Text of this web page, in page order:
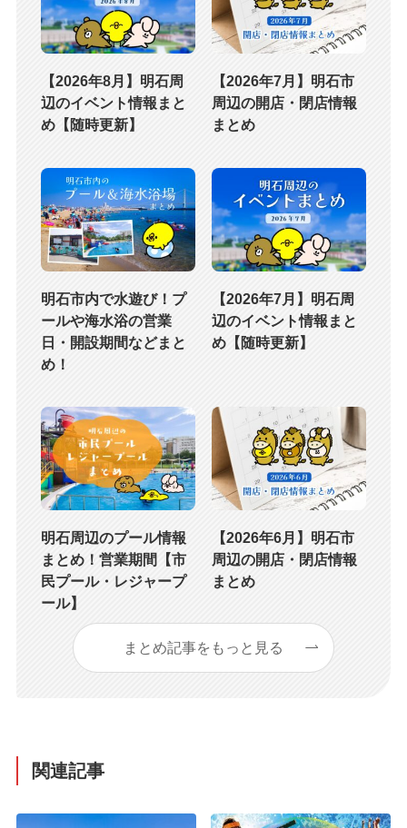
【2026年8月】明石周
辺のイベント情報まと
め【随時更新】
【2026年7月】明石市
周辺の開店・閉店情報
まとめ
明石市内で水遊び！プ
ールや海水浴の営業
日・開設期間などまと
め！
【2026年7月】明石周
辺のイベント情報まと
め【随時更新】
明石周辺のプール情報
まとめ！営業期間【市
民プール・レジャープ
ール】
【2026年6月】明石市
周辺の開店・閉店情報
まとめ
まとめ記事をもっと見る
関連記事